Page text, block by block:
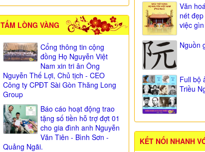
Văn
nét
việc
Nguồn
Full bộ
Triều
KẾT NỐI NHANH
TẤM LÒNG VÀNG
Cổng thông tin cộng
đồng Họ Nguyễn Việt
Nam xin tri ân Ông
Nguyễn Thế Lợi, Chủ tịch - CEO
Công ty CPĐT Sài Gòn Thăng Long
Group
Báo cáo hoạt động trao
tặng số tiền hỗ trợ đợt 01
cho gia đình anh Nguyễn
Văn Tiên - Bình Sơn -
Quảng Ngãi.